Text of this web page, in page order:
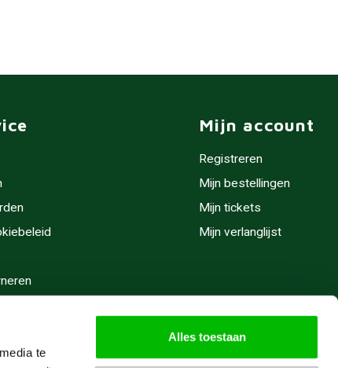
te
Alles toestaan
Mijn account
Registreren
Mijn bestellingen
Mijn tickets
Mijn verlanglijst